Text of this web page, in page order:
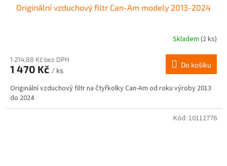
Originální vzduchový filtr Can-Am modely 2013-2024
Skladem (2 ks)
1 214,88 Kč bez DPH
1 470 Kč / ks
Do košíku
Originální vzduchový filtr na čtyřkolky Can-Am od roku výroby 2013
do 2024
Kód: 10112776